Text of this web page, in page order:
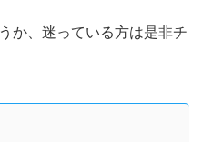
か、迷っている方は是非チ